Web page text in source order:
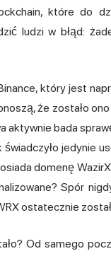
które do
ludzi w błąd:
który jest
że zostało
aktywnie bada
świadczyło jedynie
domenę
Spór
ostatecznie
Od samego